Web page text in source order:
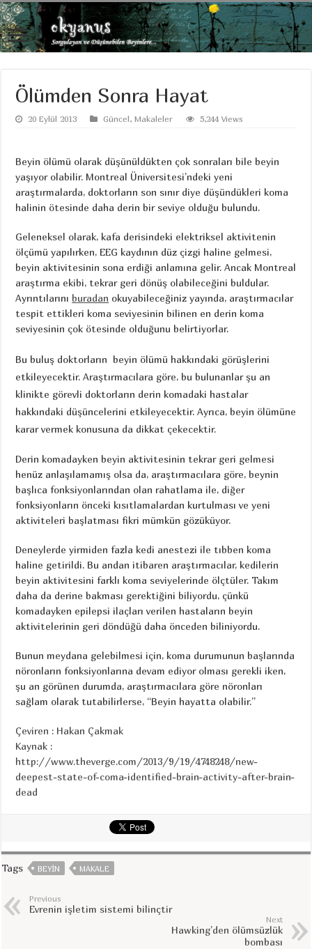
Ölümden Sonra Hayat
20 Eylül 2013 Güncel,Makaleler 5,244 Views
Beyin ölümü olarak düşünüldükten çok sonraları bile beyin
yaşıyor olabilir. Montreal Üniversitesi’ndeki yeni
araştırmalarda, doktorların son sınır diye düşündükleri koma
halinin ötesinde daha derin bir seviye olduğu bulundu.
Geleneksel olarak, kafa derisindeki elektriksel aktivitenin
ölçümü yapılırken, EEG kaydının düz çizgi haline gelmesi,
beyin aktivitesinin sona erdiği anlamına gelir. Ancak Montreal
araştırma ekibi, tekrar geri dönüş olabileceğini buldular.
Ayrıntılarını buradan okuyabileceğiniz yayında, araştırmacılar
tespit ettikleri koma seviyesinin bilinen en derin koma
seviyesinin çok ötesinde olduğunu belirtiyorlar.
Bu buluş doktorların beyin ölümü hakkındaki görüşlerini
etkileyecektir. Araştırmacılara göre, bu bulunanlar şu an
klinikte görevli doktorların derin komadaki hastalar
hakkındaki düşüncelerini etkileyecektir. Ayrıca, beyin ölümüne
karar vermek konusuna da dikkat çekecektir.
Derin komadayken beyin aktivitesinin tekrar geri gelmesi
henüz anlaşılamamış olsa da, araştırmacılara göre, beynin
başlıca fonksiyonlarından olan rahatlama ile, diğer
fonksiyonların önceki kısıtlamalardan kurtulması ve yeni
aktiviteleri başlatması fikri mümkün gözüküyor.
Deneylerde yirmiden fazla kedi anestezi ile tıbben koma
haline getirildi. Bu andan itibaren araştırmacılar, kedilerin
beyin aktivitesini farklı koma seviyelerinde ölçtüler. Takım
daha da derine bakması gerektiğini biliyordu, çünkü
komadayken epilepsi ilaçları verilen hastaların beyin
aktivitelerinin geri döndüğü daha önceden biliniyordu.
Bunun meydana gelebilmesi için, koma durumunun başlarında
nöronların fonksiyonlarına devam ediyor olması gerekli iken,
şu an görünen durumda, araştırmacılara göre nöronları
sağlam olarak tutabilirlerse, “Beyin hayatta olabilir.”
Çeviren : Hakan Çakmak
Kaynak :
http://www.theverge.com/2013/9/19/4748248/new-
deepest-state-of-coma-identified-brain-activity-after-brain-
dead
Tags BEYIN MAKALE
Previous
Evrenin işletim sistemi bilinçtir
Next
Hawking’den ölümsüzlük
bombası